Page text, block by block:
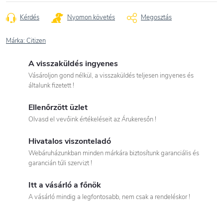
Kérdés Nyomon követés Megosztás
Márka: Citizen
A visszaküldés ingyenes
Vásároljon gond nélkül, a visszaküldés teljesen ingyenes és
általunk fizetett !
Ellenőrzött üzlet
Olvasd el vevőink értékeléseit az Árukeresőn !
Hivatalos viszonteladó
Webáruházunkban minden márkára biztosítunk garanciális és
garancián túli szervizt !
Itt a vásárló a főnök
A vásárló mindig a legfontosabb, nem csak a rendeléskor !